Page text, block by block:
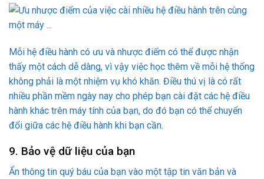
đổi giữa các hệ điều hành khi bạn cần.
9. Bảo vệ dữ liệu của bạn
Ẩn thông tin quý báu của bạn vào một tập tin văn bản và
giấu nó ở một vị trí bí mật trên máy tính của bạn.
của bạn một khi bạn đã gửi các tập tin hoặc dữ liệu không
mong muốn vào đó, điều này sẽ đảm bảo rằng không có gì